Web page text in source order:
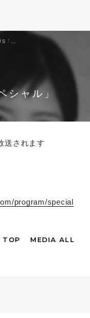
SSTV PLUS「絢香 スペシャル」
シャル」
送されます
program/special
TOP MEDIA ALL